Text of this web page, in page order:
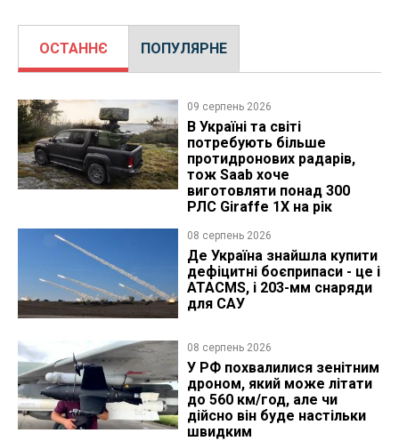
ОСТАННЄ ПОПУЛЯРНЕ
09 серпень 2026
В Україні та світі
потребують більше
протидронових радарів,
тож Saab хоче
виготовляти понад 300
РЛС Giraffe 1X на рік
08 серпень 2026
Де Україна знайшла купити
дефіцитні боєприпаси - це і
ATACMS, і 203-мм снаряди
для САУ
08 серпень 2026
У РФ похвалилися зенітним
дроном, який може літати
до 560 км/год, але чи
дійсно він буде настільки
швидким